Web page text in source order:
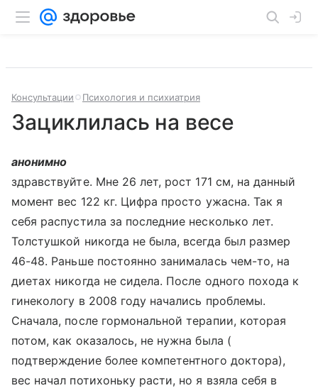
Консультации Психология и психиатрия
Зациклилась на весе
анонимно
здравствуйте. Мне 26 лет, рост 171 см, на данный
момент вес 122 кг. Цифра просто ужасна. Так я
себя распустила за последние несколько лет.
Толстушкой никогда не была, всегда был размер
46-48. Раньше постоянно занималась чем-то, на
диетах никогда не сидела. После одного похода к
гинекологу в 2008 году начались проблемы.
Сначала, после гормональной терапии, которая
потом, как оказалось, не нужна была (
подтверждение более компетентного доктора),
вес начал потихоньку расти, но я взяла себя в